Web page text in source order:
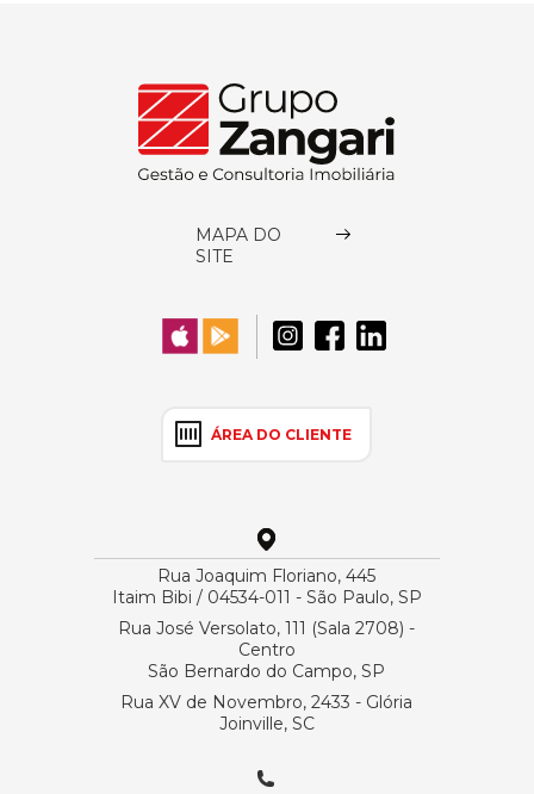
MAPA DO
SITE
ÁREA DO CLIENTE
Rua Joaquim Floriano, 445
Itaim Bibi / 04534-011 - São Paulo, SP
Rua José Versolato, 111 (Sala 2708) -
Centro
São Bernardo do Campo, SP
Rua XV de Novembro, 2433 - Glória
Joinville, SC